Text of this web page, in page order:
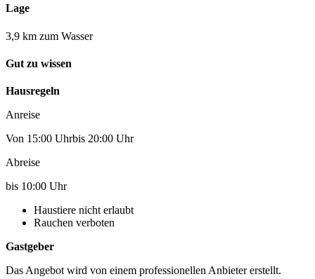
Lage
3,9 km zum Wasser
Gut zu wissen
Hausregeln
Anreise
Von 15:00 Uhrbis 20:00 Uhr
Abreise
bis 10:00 Uhr
Haustiere nicht erlaubt
Rauchen verboten
Gastgeber
Das Angebot wird von einem professionellen Anbieter erstellt.